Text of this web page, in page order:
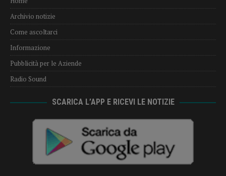
Archivio notizie
Come ascoltarci
Informazione
Pubblicità per le Aziende
Radio Sound
SCARICA L’APP E RICEVI LE NOTIZIE